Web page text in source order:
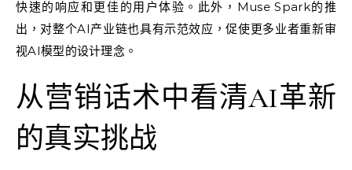
快速的响应和更佳的用户体验。此外，Muse Spark的推
出，对整个AI产业链也具有示范效应，促使更多业者重新审
视AI模型的设计理念。
从营销话术中看清AI革新
的真实挑战